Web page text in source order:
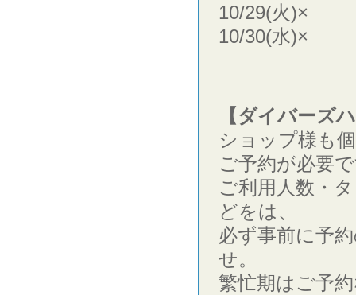
10/29(火)×
10/30(水)×
【ダイバーズ
ショップ様も
ご予約が必要
ご利用人数・
どをは、
必ず事前に予
せ。
繁忙期はご予